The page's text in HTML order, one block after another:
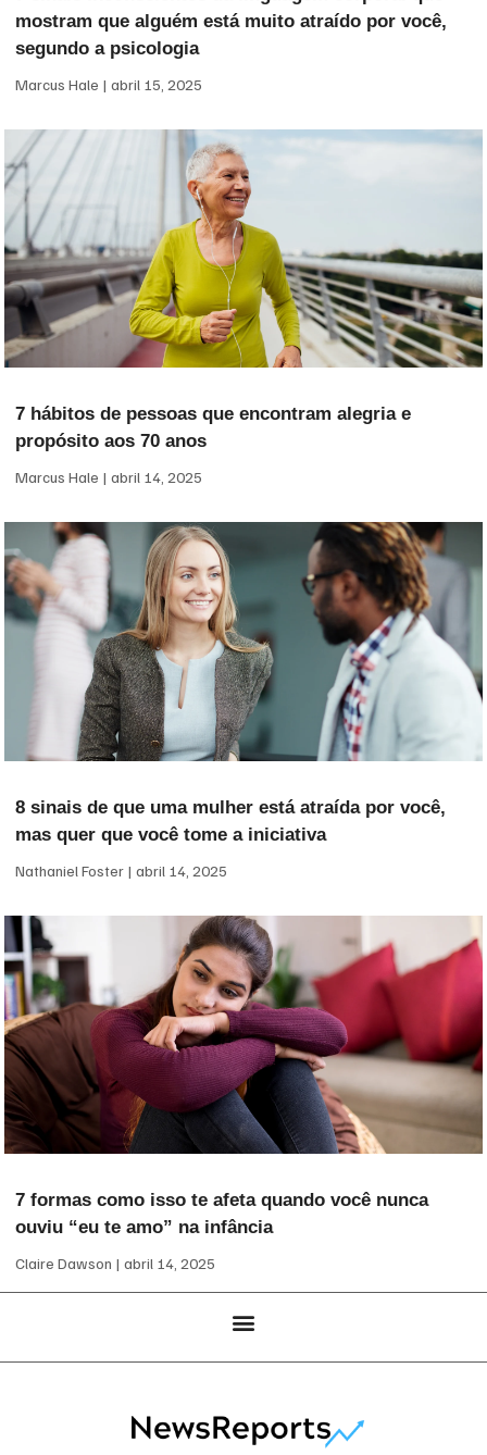
mostram que alguém está muito atraído por você,
segundo a psicologia
Marcus Hale abril 15, 2025
7 hábitos de pessoas que encontram alegria e
propósito aos 70 anos
Marcus Hale abril 14, 2025
8 sinais de que uma mulher está atraída por você,
mas quer que você tome a iniciativa
Nathaniel Foster abril 14, 2025
7 formas como isso te afeta quando você nunca
ouviu “eu te amo” na infância
Claire Dawson abril 14, 2025